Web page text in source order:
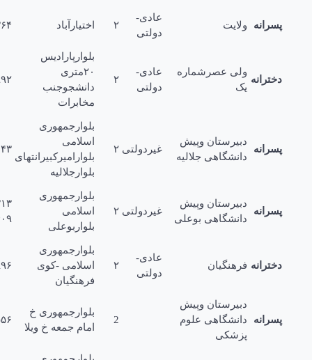
ولایت ۲ اختیارآباد
ولی عصرشماره
یک
عادی-
۲
بلوارپارادیس
دانشجوجنب
مخابرات
۲۷۱۱۹۹۲
دبیرستان وپیش
دانشگاهی جلالیه
غیردولتی ۲
بلوارجمهورى
بلوارامیرکبیرانتهاى
بلوارجلالیه
۲۱۱۰۱۴۳
دبیرستان وپیش
دانشگاهی بوعلی
غیردولتی ۲
بلوارجمهورى
اسلامی
بلواربوعلی
۲۱۲۰۳۱۳
۲۱۱۵۴۰۹
فرهنگیان ۲
بلوارجمهورى
اسلامی -کوى
فرهنگیان
۲۱۱۶۸۹۶
دبیرستان وپیش
دانشگاهی علوم
بلوارجمهورى خ
امام جمعه خ ویلا
۵۵۵۵۶